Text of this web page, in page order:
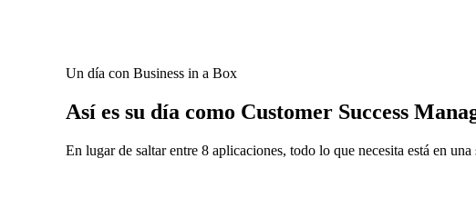
Un día con Business in a Box
Así es su día como Customer Success
En lugar de saltar entre 8 aplicaciones, todo lo que necesita está en